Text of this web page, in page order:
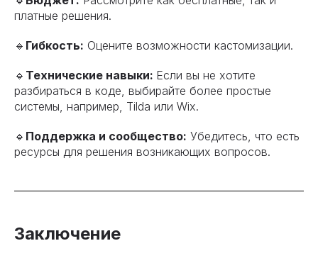
платные решения.
🔹 Гибкость: Оцените возможности кастомизации.
🔹 Технические навыки: Если вы не хотите
разбираться в коде, выбирайте более простые
системы, например, Tilda или Wix.
🔹 Поддержка и сообщество: Убедитесь, что есть
ресурсы для решения возникающих вопросов.
Заключение